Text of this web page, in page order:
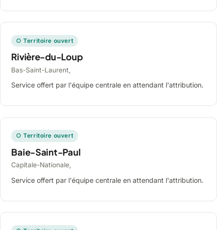
○ Territoire ouvert
Rivière-du-Loup
Bas-Saint-Laurent,
Service offert par l'équipe centrale en attendant l'attribution.
○ Territoire ouvert
Baie-Saint-Paul
Capitale-Nationale,
Service offert par l'équipe centrale en attendant l'attribution.